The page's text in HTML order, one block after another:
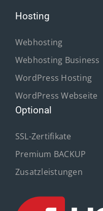
Hosting
Webhosting
Webhosting Business
WordPress Hosting
WordPress Webseite
Optional
SSL-Zertifikate
Premium BACKUP
Zusatzleistungen